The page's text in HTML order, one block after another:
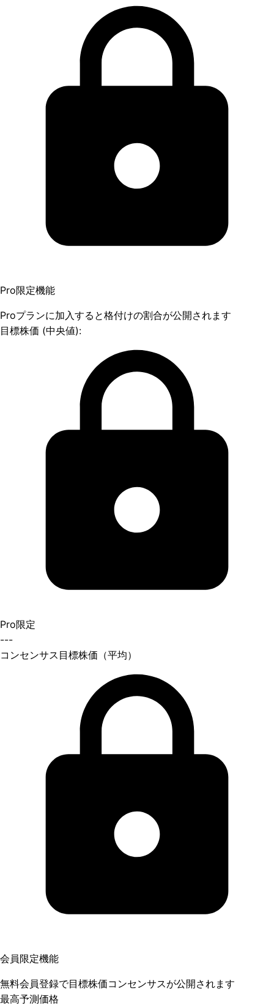
Pro限定機能
Proプランに加入すると格付けの割合が公開されます
目標株価 (中央値):
Pro限定
---
コンセンサス目標株価（平均）
会員限定機能
無料会員登録で目標株価コンセンサスが公開されます
最高予測価格